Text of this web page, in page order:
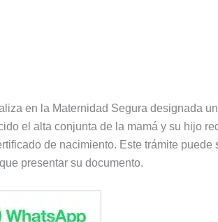
en la Maternidad Segura designada
el alta conjunta de la mamá y su hijo
de nacimiento. Este trámite puede
presentar su documento.